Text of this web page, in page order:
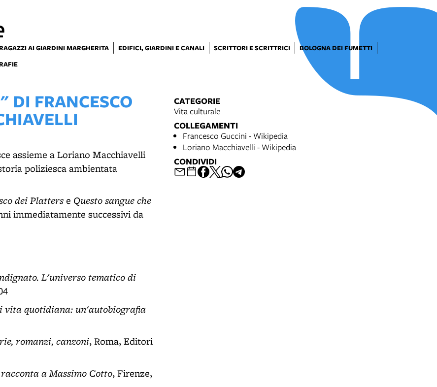
AI GIARDINI MARGHERITA EDIFICI, GIARDINI E CANALI SCRITTORI E SCRITTRICI
BOLOGNA DEI FUMETTI
FRANCESCO
assieme a Loriano Macchiavelli
poliziesca ambientata
dei Platters e Questo sangue che
immediatamente successivi da
L'universo tematico di
vita quotidiana: un'autobiografia
romanzi, canzoni, Roma, Editori
a Massimo Cotto, Firenze,
CATEGORIE
Vita culturale
COLLEGAMENTI
Francesco Guccini - Wikipedia
Loriano Macchiavelli - Wikipedia
CONDIVIDI